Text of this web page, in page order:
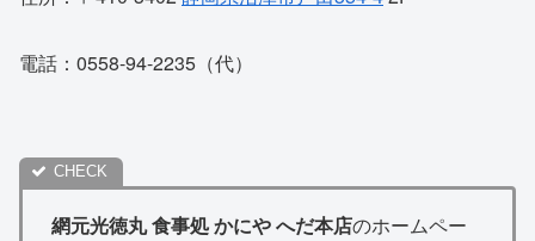
電話：0558-94-2235（代）
網元光徳丸 食事処 かにや へだ本店のホームペー